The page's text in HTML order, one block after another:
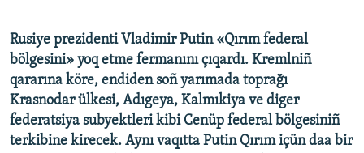
RFE/RS bütün saytları
Rusiye prezidenti Vladimir Putin «Qırım federal
bölgesini» yoq etme fermanını çıqardı. Kremlniñ
qararına köre, endiden soñ yarımada toprağı
Krasnodar ülkesi, Adıgeya, Kalmıkiya ve diger
federatsiya subyektleri kibi Cenüp federal bölgesiniñ
terkibine kirecek. Aynı vaqıtta Putin Qırım içün daa bir